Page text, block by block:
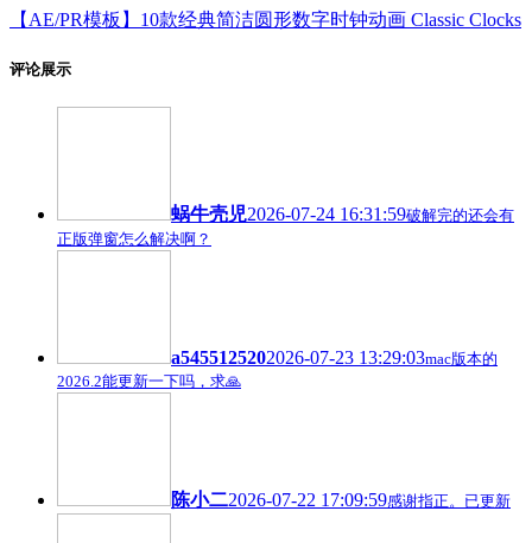
【AE/PR模板】10款经典简洁圆形数字时钟动画 Classic Clocks
评论展示
蜗牛壳児2026-07-24 16:31:59破解完的还会有
正版弹窗怎么解决啊？
a5455125202026-07-23 13:29:03mac版本的
2026.2能更新一下吗，求🙏
陈小二2026-07-22 17:09:59感谢指正。已更新